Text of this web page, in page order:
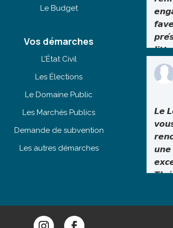
Le Budget
Vos démarches
L’État Civil
Les Élections
Le Domaine Public
Les Marchés Publics
Demande de subvention
Les autres démarches
𝙇𝙚
𝙪𝙣𝙚